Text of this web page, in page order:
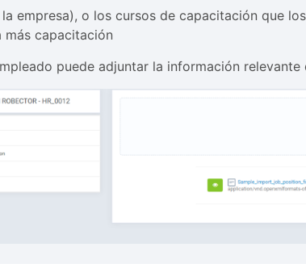
empresa), o los cursos de capacitación que
más capacitación
puede adjuntar la información